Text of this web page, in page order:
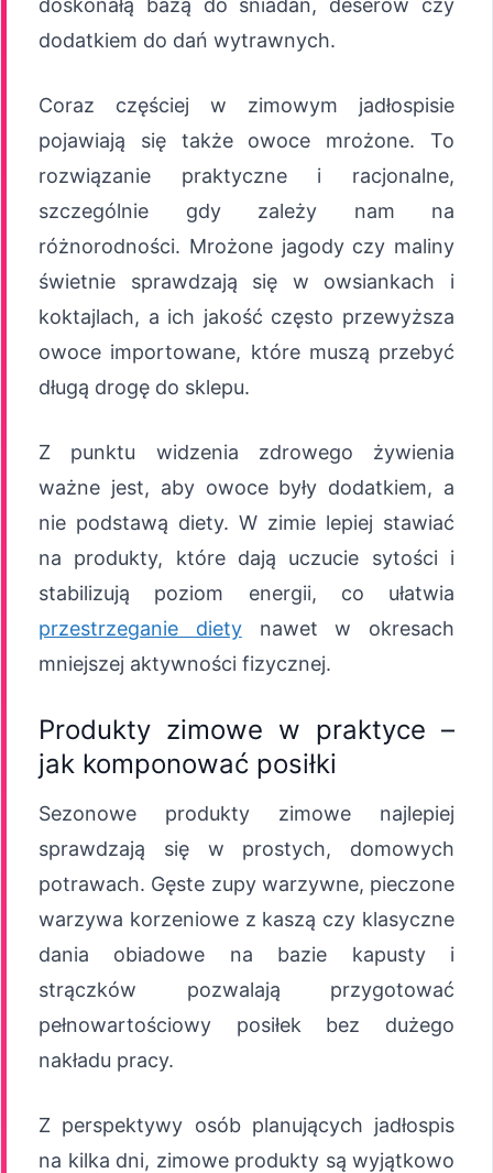
doskonałą bazą do śniadań, deserów czy
dodatkiem do dań wytrawnych.
Coraz częściej w zimowym jadłospisie
pojawiają się także owoce mrożone. To
rozwiązanie praktyczne i racjonalne,
szczególnie gdy zależy nam na
różnorodności. Mrożone jagody czy maliny
świetnie sprawdzają się w owsiankach i
koktajlach, a ich jakość często przewyższa
owoce importowane, które muszą przebyć
długą drogę do sklepu.
Z punktu widzenia zdrowego żywienia
ważne jest, aby owoce były dodatkiem, a
nie podstawą diety. W zimie lepiej stawiać
na produkty, które dają uczucie sytości i
stabilizują poziom energii, co ułatwia
przestrzeganie dietynawet w okresach
mniejszej aktywności fizycznej.
Produkty zimowe w praktyce –
jak komponować posiłki
Sezonowe produkty zimowe najlepiej
sprawdzają się w prostych, domowych
potrawach. Gęste zupy warzywne, pieczone
warzywa korzeniowe z kaszą czy klasyczne
dania obiadowe na bazie kapusty i
strączków pozwalają przygotować
pełnowartościowy posiłek bez dużego
nakładu pracy.
Z perspektywy osób planujących jadłospis
na kilka dni, zimowe produkty są wyjątkowo